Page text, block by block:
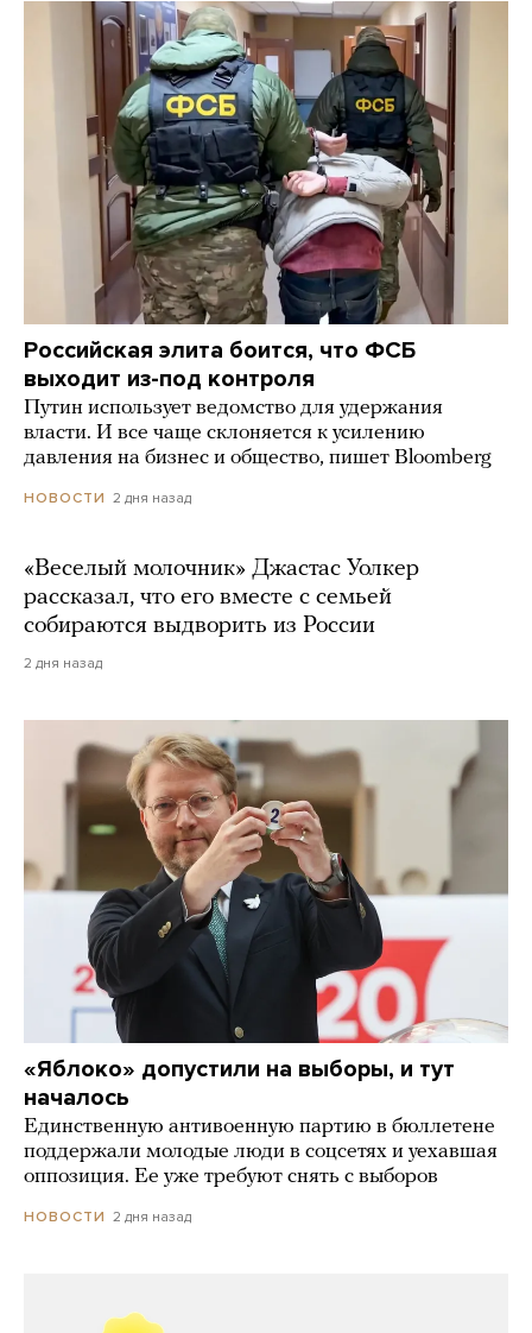
Российская элита боится, что ФСБ
выходит из-под контроля
Путин использует ведомство для удержания
власти. И все чаще склоняется к усилению
давления на бизнес и общество, пишет Bloomberg
НОВОСТИ 2 дня назад
«Веселый молочник» Джастас Уолкер
рассказал, что его вместе с семьей
собираются выдворить из России
2 дня назад
«Яблоко» допустили на выборы, и тут
началось
Единственную антивоенную партию в бюллетене
поддержали молодые люди в соцсетях и уехавшая
оппозиция. Ее уже требуют снять с выборов
НОВОСТИ 2 дня назад